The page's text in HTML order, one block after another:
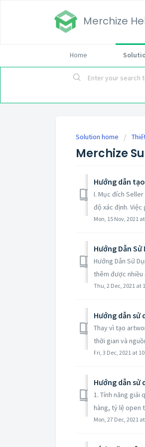
Merchize
Home
Solution home
Merchize
Hướng dẫn
I. Mục đích
độ xác định.
Mon, 15 Nov, 2021
Hướng Dẫn
Hướng Dẫn Sử
thêm được
Thu, 2 Dec, 2021 at
Hướng dẫn
Thay vì tạo
thời gian và
Fri, 3 Dec, 2021 at
Hướng dẫn
1. Tính năng giải
hàng, tỷ lệ open
Mon, 27 Dec, 2021